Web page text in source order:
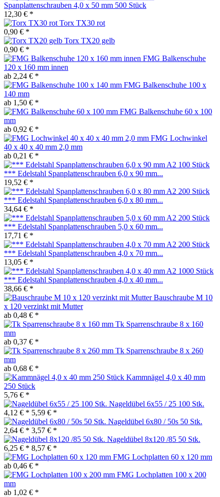
Spanplattenschrauben 4,0 x 50 mm 500 Stück
12,30 € *
Torx TX30 rot
0,90 € *
Torx TX20 gelb
0,90 € *
FMG Balkenschuhe
120 x 160 mm innen
ab 2,24 € *
FMG Balkenschuhe 100 x
140 mm
ab 1,50 € *
FMG Balkenschuhe 60 x 100
mm
ab 0,92 € *
FMG Lochwinkel
40 x 40 x 40 mm 2,0 mm
ab 0,21 € *
*** Edelstahl Spanplattenschrauben 6,0 x 90 mm...
19,52 € *
*** Edelstahl Spanplattenschrauben 6,0 x 80 mm...
34,64 € *
*** Edelstahl Spanplattenschrauben 5,0 x 60 mm...
17,71 € *
*** Edelstahl Spanplattenschrauben 4,0 x 70 mm...
13,05 € *
*** Edelstahl Spanplattenschrauben 4,0 x 40 mm...
38,66 € *
Bauschraube M 10
x 120 verzinkt mit Mutter
ab 0,48 € *
Tk Sparrenschraube 8 x 160
mm
ab 0,37 € *
Tk Sparrenschraube 8 x 260
mm
ab 0,68 € *
Kammnägel 4,0 x 40 mm
250 Stück
5,76 € *
Nageldübel 6x55 / 25 100 Stk.
4,12 € * 5,59 € *
Nageldübel 6x80 / 50s 50 Stk.
2,64 € * 3,57 € *
Nageldübel 8x120 /85 50 Stk.
6,25 € * 8,57 € *
FMG Lochplatten 60 x 120 mm
ab 0,46 € *
FMG Lochplatten 100 x 200
mm
ab 1,02 € *